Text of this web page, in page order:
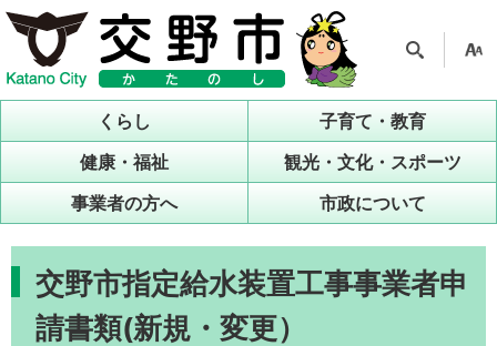
ル
くらし
子育て・教育
健康・福祉
観光・文化・スポーツ
事業者の方へ
市政について
交野市指定給水装置工事事業者申
請書類(新規・変更）